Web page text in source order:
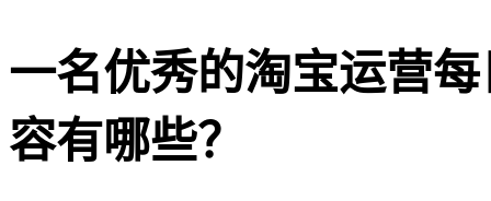
一名优秀的淘宝运营
容有哪些？